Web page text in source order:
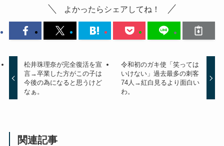
よかったらシェアしてね！
松井珠理奈が完全復活を宣
言→卒業した方がこの子は
今後の為になると思うけど
なぁ。
令和初のガキ使「笑っては
いけない」過去最多の刺客
74人→紅白見るより面白い
わ。
関連記事